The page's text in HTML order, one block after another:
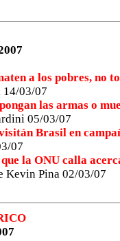
a los pobres, no
14/03/07
las armas o
05/03/07
Brasil en
07
la ONU calla
Kevin Pina 02/03/07